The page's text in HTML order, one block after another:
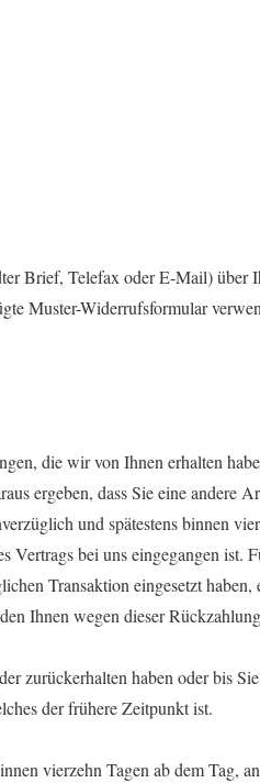
Brief, Telefax oder E-Mail) über
Muster-Widerrufsformular
die wir von Ihnen erhalten
ergeben, dass Sie eine andere
und spätestens binnen
bei uns eingegangen ist.
Transaktion eingesetzt haben,
Ihnen wegen dieser
zurückerhalten haben oder bis
der frühere Zeitpunkt ist.
vierzehn Tagen ab dem Tag,